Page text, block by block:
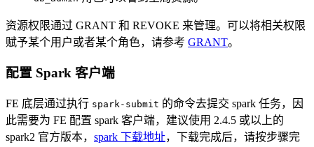
资源权限通过 GRANT 和 REVOKE 来管理。可以将相关权限
赋予某个用户或者某个角色，请参考 GRANT。
配置 Spark 客户端
FE 底层通过执行 spark-submit 的命令去提交 spark 任务，因
此需要为 FE 配置 spark 客户端，建议使用 2.4.5 或以上的
spark2 官方版本， spark 下载地址，下载完成后，请按步骤完